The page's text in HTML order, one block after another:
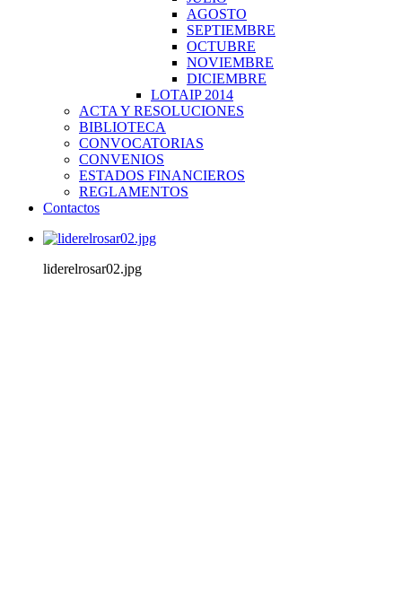
AGOSTO
SEPTIEMBRE
OCTUBRE
NOVIEMBRE
DICIEMBRE
LOTAIP 2014
ACTA Y RESOLUCIONES
BIBLIOTECA
CONVOCATORIAS
CONVENIOS
ESTADOS FINANCIEROS
REGLAMENTOS
Contactos
liderelrosar02.jpg